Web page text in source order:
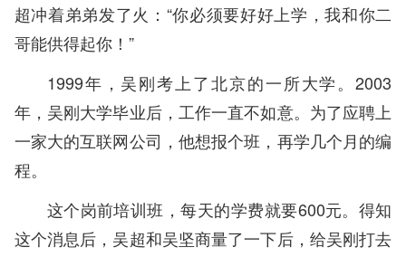
超冲着弟弟发了火：“你必须要好好上学，我和你二
哥能供得起你！”
1999年，吴刚考上了北京的一所大学。2003
年，吴刚大学毕业后，工作一直不如意。为了应聘上
一家大的互联网公司，他想报个班，再学几个月的编
程。
这个岗前培训班，每天的学费就要600元。得知
这个消息后，吴超和吴坚商量了一下后，给吴刚打去